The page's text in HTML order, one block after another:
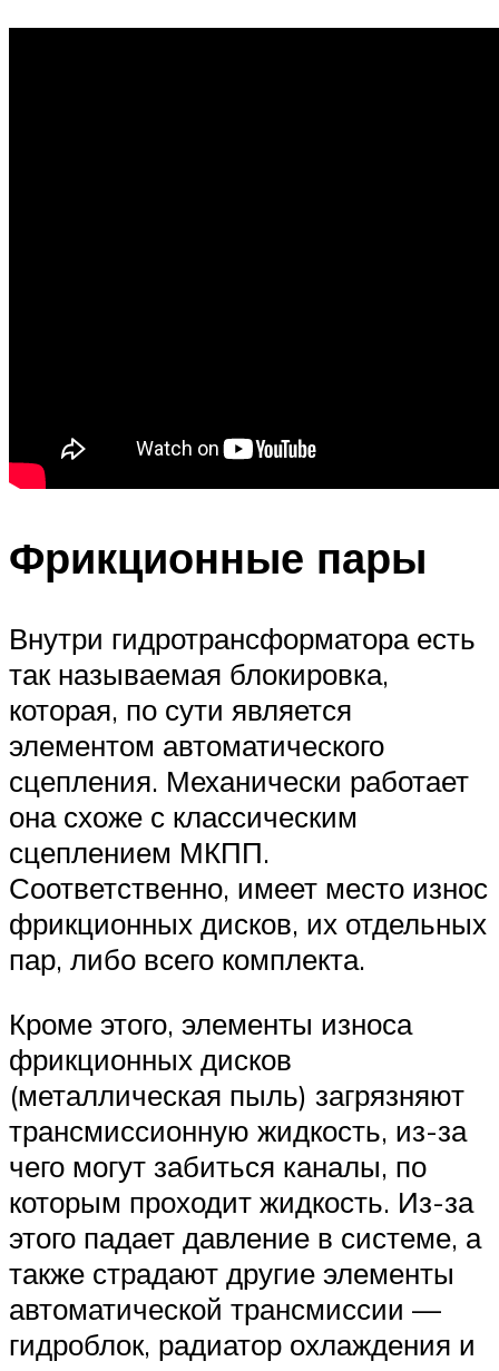
Фрикционные пары
Внутри гидротрансформатора есть
так называемая блокировка,
которая, по сути является
элементом автоматического
сцепления. Механически работает
она схоже с классическим
сцеплением МКПП.
Соответственно, имеет место износ
фрикционных дисков, их отдельных
пар, либо всего комплекта.
Кроме этого, элементы износа
фрикционных дисков
(металлическая пыль) загрязняют
трансмиссионную жидкость, из-за
чего могут забиться каналы, по
которым проходит жидкость. Из-за
этого падает давление в системе, а
также страдают другие элементы
автоматической трансмиссии —
гидроблок, радиатор охлаждения и